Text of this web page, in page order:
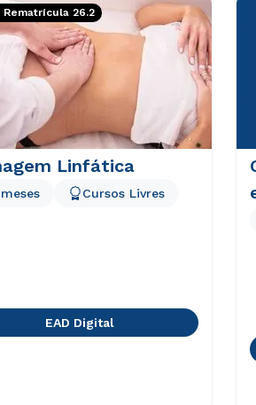
Rematrícula 26.2
Linfática
Cursos Livres
EAD Digital
Estou de acordo com a
autorizo que meus dados sejam
envio de conteúdos da Cruzeiro
Estou de acordo com a
autorizo que meus dados sejam
envio de conteúdos da Cruzeiro